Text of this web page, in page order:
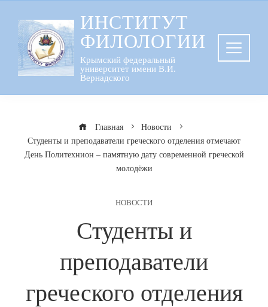
содержанию
ИНСТИТУТ
ФИЛОЛОГИИ
Крымский федеральный
университет имени В.И.
Вернадского
Главная
Новости
Студенты и преподаватели греческого отделения отмечают
День Политехнион – памятную дату современной греческой
молодёжи
НОВОСТИ
Студенты и
преподаватели
греческого отделения